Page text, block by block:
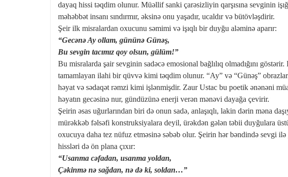
dayaq hissi təqdim olunur. Müəllif sanki çarəsizliyin qarşısına sevginin
məhəbbət insanı sındırmır, əksinə onu yaşadır, ucaldır və bütövləşdirir.
Şeir ilk misralardan oxucunu səmimi və işıqlı bir duyğu aləminə aparır:
“Gecənə Ay ollam, gününə Günəş,
Bu sevgin tacımız qoy olsun, gülüm!”
Bu misralarda şair sevginin sadəcə emosional bağlılıq olmadığını
tamamlayan ilahi bir qüvvə kimi təqdim olunur. “Ay” və “Günəş”
həyat və sədaqət rəmzi kimi işlənmişdir. Zaur Ustac bu poetik ənənəni
həyatın gecəsinə nur, gündüzünə enerji verən mənəvi dayağa çevirir.
Şeirin əsas uğurlarından biri də onun sadə, anlaşıqlı, lakin dərin məna
mürəkkəb fəlsəfi konstruksiyalara deyil, ürəkdən gələn təbii duyğulara
oxucuya daha tez nüfuz etməsinə səbəb olur. Şeirin hər bəndində sevgi ilə
hissləri də ön plana çıxır:
“Usanma cəfadan, usanma yoldan,
Çəkinmə nə sağdan, nə də ki, soldan…”